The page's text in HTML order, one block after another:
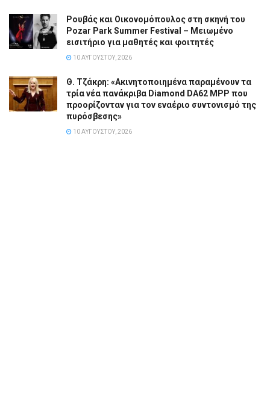
Ρουβάς και Οικονομόπουλος στη σκηνή του
Pozar Park Summer Festival – Μειωμένο
εισιτήριο για μαθητές και φοιτητές
10 ΑΥΓΟΎΣΤΟΥ, 2026
Θ. Τζάκρη: «Ακινητοποιημένα παραμένουν τα
τρία νέα πανάκριβα Diamond DA62 MPP που
προορίζονταν για τον εναέριο συντονισμό της
πυρόσβεσης»
10 ΑΥΓΟΎΣΤΟΥ, 2026